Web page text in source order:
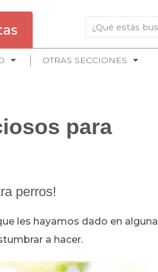
OTRAS SECCIONES
para
perros!
les hayamos dado en alguna
a hacer.